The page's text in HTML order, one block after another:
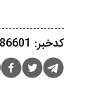
کدخبر: 986601